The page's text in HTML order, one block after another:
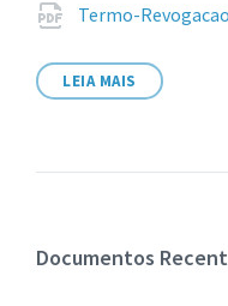
Termo-
LEIA MAIS
Documentos